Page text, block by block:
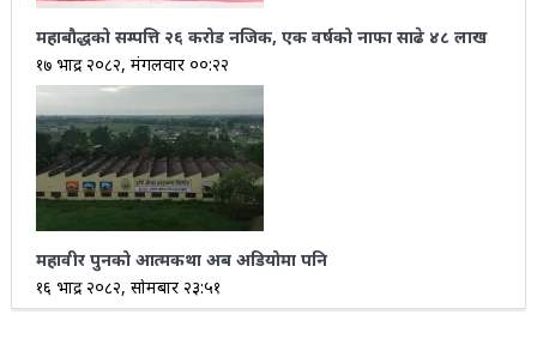
महाबौद्धको सम्पत्ति २६ करोड नजिक, एक वर्षको नाफा साढे ४८ लाख
१७ भाद्र २०८२, मंगलवार ००:२२
महावीर पुनको आत्मकथा अब अडियोमा पनि
१६ भाद्र २०८२, सोमबार २३:५१